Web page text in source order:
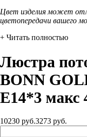
Цвет изделия может
цветопередачи вашего
+ Читать полностью
Люстра
BONN
Е14*3 макс
10230 руб.3273 руб.